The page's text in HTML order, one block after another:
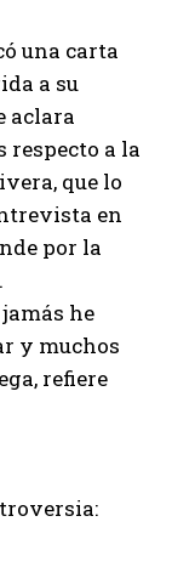
una carta
a su
aclara
respecto a la
que lo
en
por la
he
y muchos
refiere